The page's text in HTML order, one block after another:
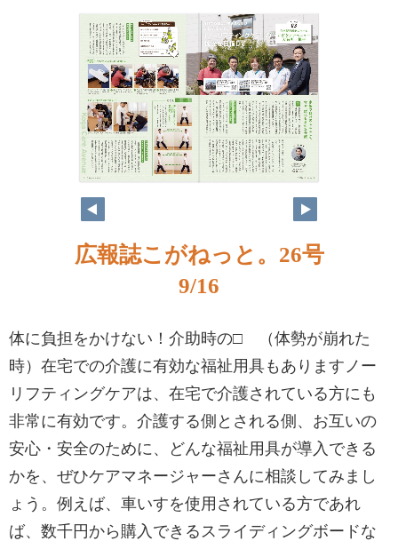
広報誌こがねっと。26号
9/16
体に負担をかけない！介助時の□ （体勢が崩れた
時）在宅での介護に有効な福祉用具もありますノー
リフティングケアは、在宅で介護されている方にも
非常に有効です。介護する側とされる側、お互いの
安心・安全のために、どんな福祉用具が導入できる
かを、ぜひケアマネージャーさんに相談してみまし
ょう。例えば、車いすを使用されている方であれ
ば、数千円から購入できるスライディングボードな